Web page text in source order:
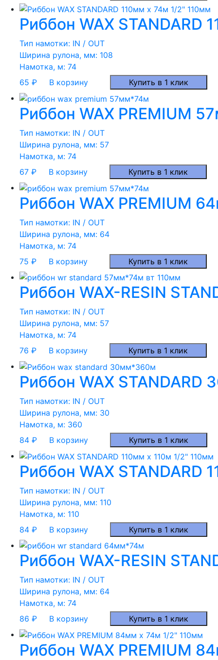
Риббон WAX STANDARD
Тип намотки: IN / OUT
Ширина рулона, мм: 108
Намотка, м: 74
65 ₽ В корзину Купить в 1 клик
Риббон WAX PREMIUM
Тип намотки: IN / OUT
Ширина рулона, мм: 57
Намотка, м: 74
67 ₽ В корзину Купить в 1 клик
Риббон WAX PREMIUM
Тип намотки: IN / OUT
Ширина рулона, мм: 64
Намотка, м: 74
75 ₽ В корзину Купить в 1 клик
Риббон WAX-RESIN
Тип намотки: IN / OUT
Ширина рулона, мм: 57
Намотка, м: 74
76 ₽ В корзину Купить в 1 клик
Риббон WAX
Тип намотки: IN / OUT
Ширина рулона, мм: 30
Намотка, м: 360
84 ₽ В корзину Купить в 1 клик
Риббон WAX STANDARD
Тип намотки: IN / OUT
Ширина рулона, мм: 110
Намотка, м: 110
84 ₽ В корзину Купить в 1 клик
Риббон WAX-RESIN
Тип намотки: IN / OUT
Ширина рулона, мм: 64
Намотка, м: 74
86 ₽ В корзину Купить в 1 клик
Риббон WAX PREMIUM